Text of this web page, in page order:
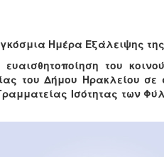
Ημέρα Εξάλειψης
του
του Δήμου Ηρακλείου σε
Ισότητας των